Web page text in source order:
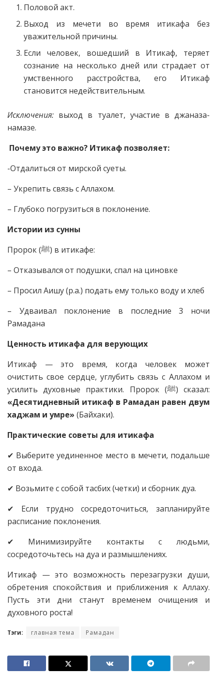
Половой акт.
Выход из мечети во время итикафа без
уважительной причины.
Если человек, вошедший в Итикаф, теряет
сознание на несколько дней или страдает от
умственного расстройства, его Итикаф
становится недействительным.
Исключения: выход в туалет, участие в джаназа-
намазе.
Почему это важно? Итикаф позволяет:
-Отдалиться от мирской суеты.
– Укрепить связь с Аллахом.
– Глубоко погрузиться в поклонение.
Истории из сунны
Пророк (ﷺ) в итикафе:
– Отказывался от подушки, спал на циновке
– Просил Аишу (р.а.) подать ему только воду и хлеб
– Удваивал поклонение в последние 3 ночи
Рамадана
Ценность итикафа для верующих
Итикаф — это время, когда человек может
очистить свое сердце, углубить связь с Аллахом и
усилить духовные практики. Пророк (ﷺ) сказал:
«Десятидневный итикаф в Рамадан равен двум
хаджам и умре» (Байхаки).
Практические советы для итикафа
✔ Выберите уединенное место в мечети, подальше
от входа.
✔ Возьмите с собой тасбих (четки) и сборник дуа.
✔ Если трудно сосредоточиться, запланируйте
расписание поклонения.
✔ Минимизируйте контакты с людьми,
сосредоточьтесь на дуа и размышлениях.
Итикаф — это возможность перезагрузки души,
обретения спокойствия и приближения к Аллаху.
Пусть эти дни станут временем очищения и
духовного роста!
Тэги: главная тема Рамадан